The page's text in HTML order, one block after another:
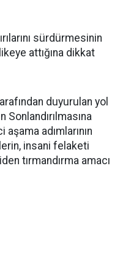
sürdürmesinin
attığına dikkat
duyurulan yol
Sonlandırılmasına
aşama adımlarının
insani felaketi
tırmandırma amacı